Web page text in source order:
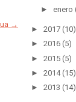
→
► enero
► 2017 (10)
► 2016 (5)
► 2015 (5)
► 2014(15)
► 2013 (14)